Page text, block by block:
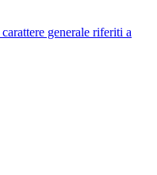
generale riferiti a